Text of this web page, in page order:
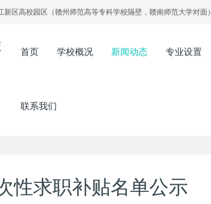
新区高校园区（赣州师范高等专科学校隔壁，赣南师范大学对面）
首页 学校概况 新闻动态 专业设置
联系我们
性求职补贴名单公示